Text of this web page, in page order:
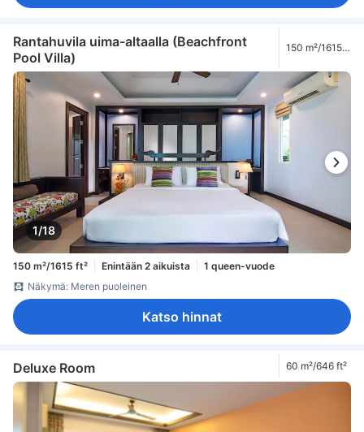
Rantahuvila uima-altaalla (Beachfront
Pool Villa)
150 m²/1615
1/18
150 m²/1615 ft² Enintään 2 aikuista
1 queen-vuode
Näkymä: Meren puoleinen
Katso hinnat
Deluxe Room 60 m²/646 ft²